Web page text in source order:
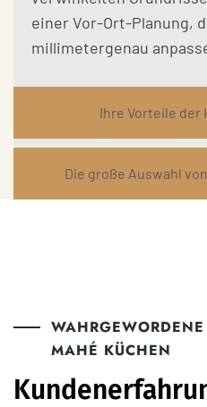
Ihre Vorteile der
Die große Auswahl
einer Vor-Ort-Planung,
millimetergenau
MAHÉ KÜCHEN